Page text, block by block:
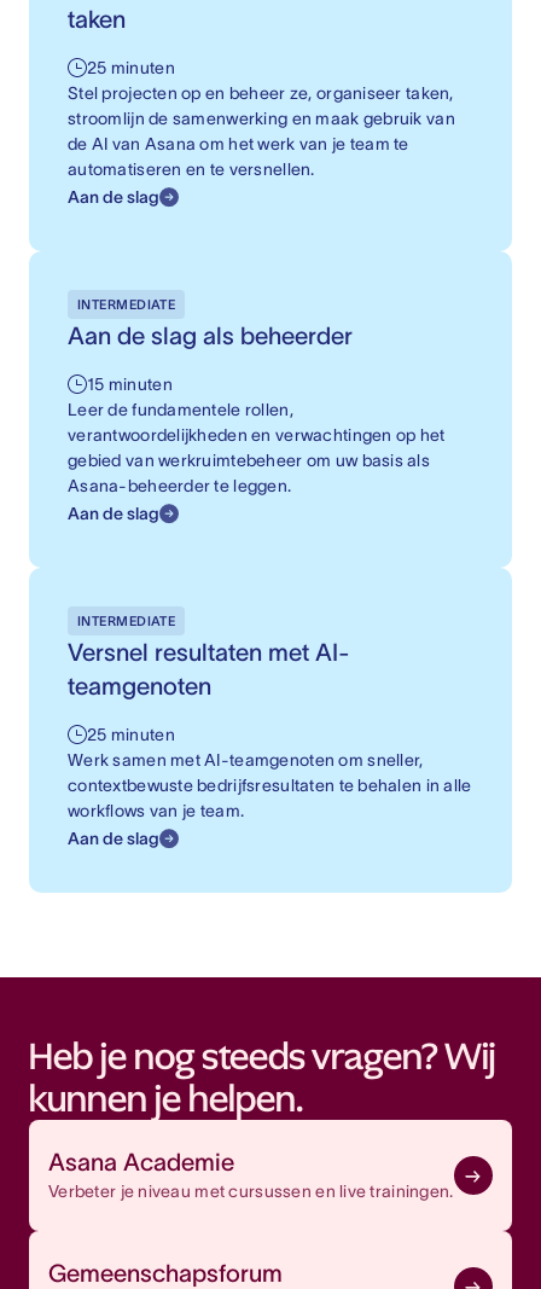
taken
25 minuten
Stel projecten op en beheer ze, organiseer taken,
stroomlijn de samenwerking en maak gebruik van
de AI van Asana om het werk van je team te
automatiseren en te versnellen.
Aan de slag
INTERMEDIATE
Aan de slag als beheerder
15 minuten
Leer de fundamentele rollen,
verantwoordelijkheden en verwachtingen op het
gebied van werkruimtebeheer om uw basis als
Asana-beheerder te leggen.
Aan de slag
INTERMEDIATE
Versnel resultaten met AI-
teamgenoten
25 minuten
Werk samen met AI-teamgenoten om sneller,
contextbewuste bedrijfsresultaten te behalen in alle
workflows van je team.
Aan de slag
Heb je nog steeds vragen? Wij
kunnen je helpen.
Asana Academie
Verbeter je niveau met cursussen en live trainingen.
Gemeenschapsforum